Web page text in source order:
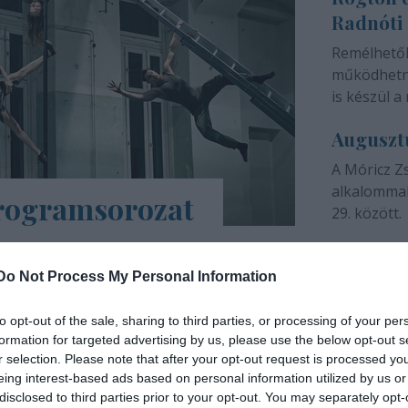
Not Process My Personal Information
opt-out of the sale, sharing to third parties, or processing of your
for targeted advertising by us, please use the below opt-out
selection. Please note that after your opt-out request is processed
interest-based ads based on personal information utilized by us
to third parties prior to your opt-out. You may separately
Háza e-Trafó elnevezésű
tartalmas, a digitális platformokon
online táncórák, live setek,
színházunk
Radnóti
is készül a
A Móricz
29. között.
INTERJÚ